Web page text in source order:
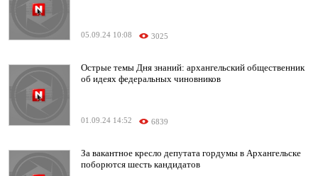
05.09.24 10:08 3025
Острые темы Дня знаний: архангельский общественник
об идеях федеральных чиновников
01.09.24 14:52 6839
За вакантное кресло депутата гордумы в Архангельске
поборются шесть кандидатов